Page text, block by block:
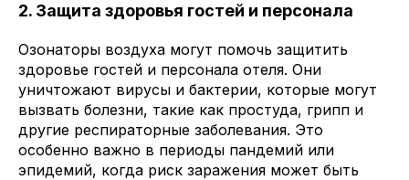
2. Защита здоровья гостей и персонала
Озонаторы воздуха могут помочь защитить
здоровье гостей и персонала отеля. Они
уничтожают вирусы и бактерии, которые могут
вызвать болезни, такие как простуда, грипп и
другие респираторные заболевания. Это
особенно важно в периоды пандемий или
эпидемий, когда риск заражения может быть